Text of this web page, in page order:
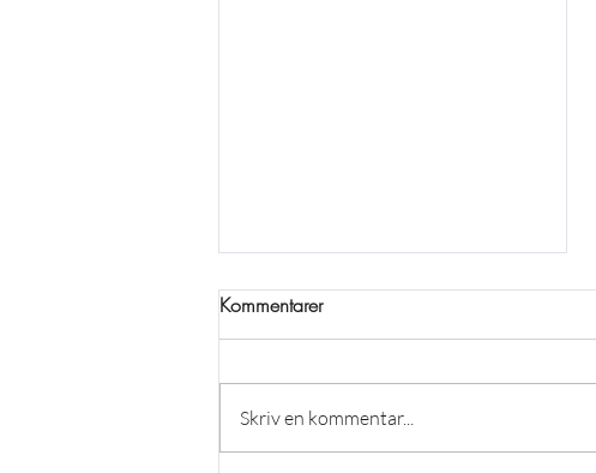
Kommentarer
Skriv en kommentar...